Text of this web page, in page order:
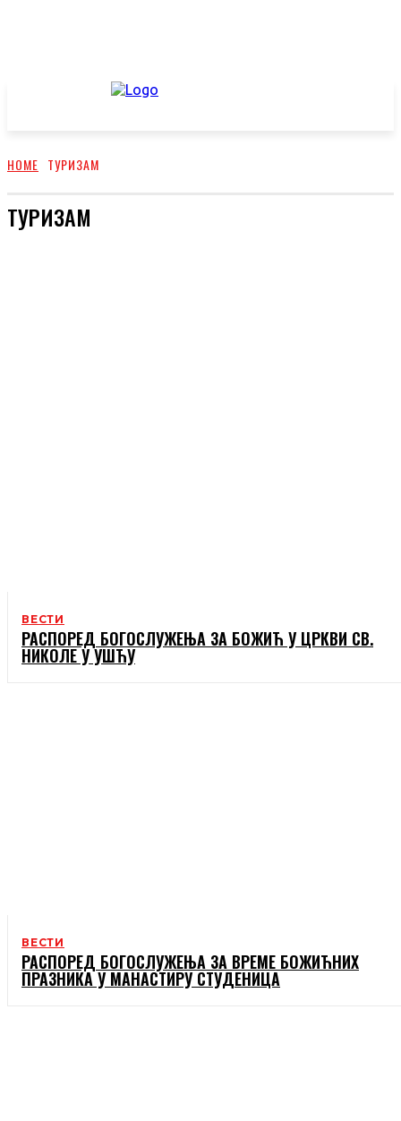
HOME ТУРИЗАМ
ТУРИЗАМ
ВЕСТИ
РАСПОРЕД БОГОСЛУЖЕЊА ЗА БОЖИЋ У ЦРКВИ СВ.
НИКОЛЕ У УШЋУ
ВЕСТИ
РАСПОРЕД БОГОСЛУЖЕЊА ЗА ВРЕМЕ БОЖИЋНИХ
ПРАЗНИКА У МАНАСТИРУ СТУДЕНИЦА